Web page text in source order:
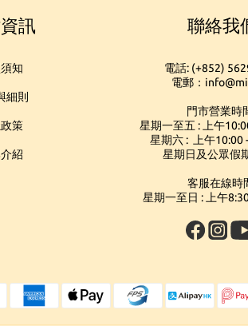
訊
知
細則
策
紹
聯絡我
電話: (+852)
電郵：
門市營業時
星期一至五 : 上午
星期六 : 上午10:00
星期日及公眾假
客服在線時
星期一至日 : 上午